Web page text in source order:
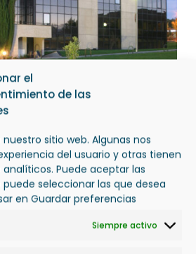
el
de las
sitio web. Algunas nos
del usuario y otras tienen
Puede aceptar las
seleccionar las que desea
en Guardar preferencias
Siempre activo
TERCIARIO